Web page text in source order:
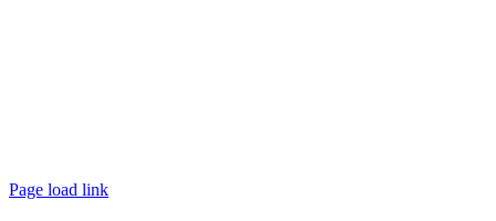
Page load link